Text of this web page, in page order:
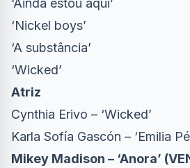
‘Ainda estou aqui’
‘Nickel boys’
‘A substância’
‘Wicked’
Atriz
Cynthia Erivo – ‘Wicked’
Karla Sofía Gascón – ‘Emilia
Mikey Madison – ‘Anora’